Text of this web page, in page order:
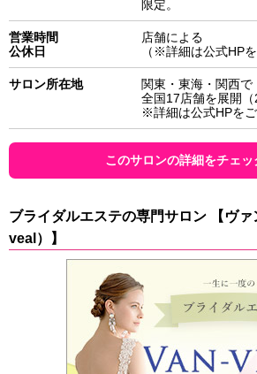
限定。
営業時間
公休日
店舗による
（※詳細は公式HP
サロン所在地
関東・東海・関西で
全国17店舗を展開（
※詳細は公式HPを
このサロンの詳細をチェッ
ブライダルエステの専門サロン 【ヴ
veal）】